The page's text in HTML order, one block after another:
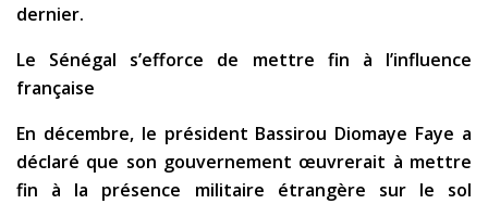
dernier.
Le Sénégal s’efforce de mettre fin à l’influence
française
En décembre, le président Bassirou Diomaye Faye a
déclaré que son gouvernement œuvrerait à mettre
fin à la présence militaire étrangère sur le sol